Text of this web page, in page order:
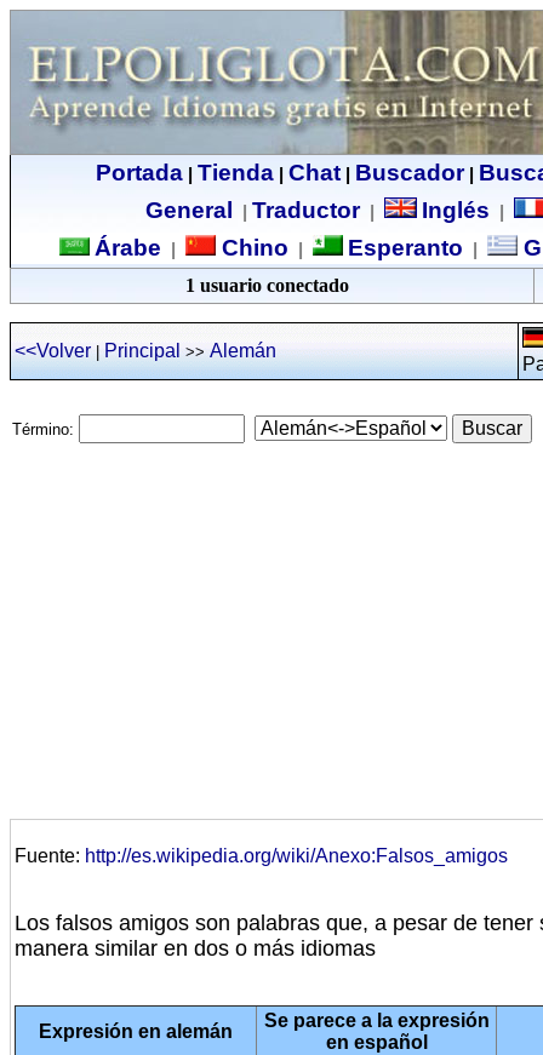
Portada| Tienda| Chat| Buscador|
General
Traductor| Inglés
Árabe Chino Esperanto
1 usuario conectado
<<Volver|Principal >>Alemán
Término:
Fuente: http://es.wikipedia.org/wiki/Anexo:Falsos_amigos
Los falsos amigos son palabras que, a pesar de
manera similar en dos o más idiomas
Expresión en alemán
Se parece a la expresión
en español